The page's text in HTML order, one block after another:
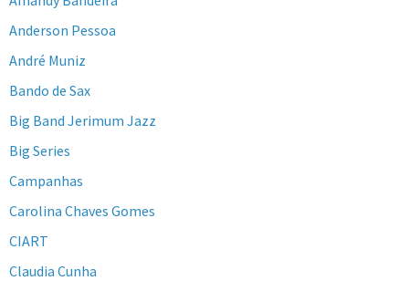
Anderson Pessoa
André Muniz
Bando de Sax
Big Band Jerimum Jazz
Big Series
Campanhas
Carolina Chaves Gomes
CIART
Claudia Cunha